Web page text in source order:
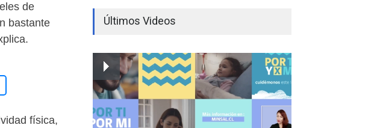
de
bastante
física,
Últimos Videos